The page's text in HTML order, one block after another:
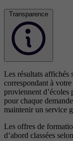
Transparence
Les résultats affichés
correspondant à
proviennent d’écoles
pour chaque
maintenir un service
Les offres de
d’abord classées